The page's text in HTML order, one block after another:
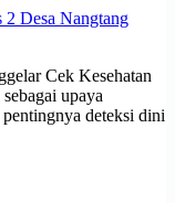
Cek Kesehatan
upaya
deteksi dini